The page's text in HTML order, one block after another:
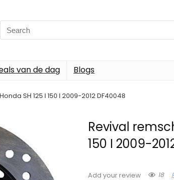
Search
for:
van de dag Blogs
SH 125 I 150 I 2009-2012 DF40048
Revival
150 I 2009-
Add your review 18